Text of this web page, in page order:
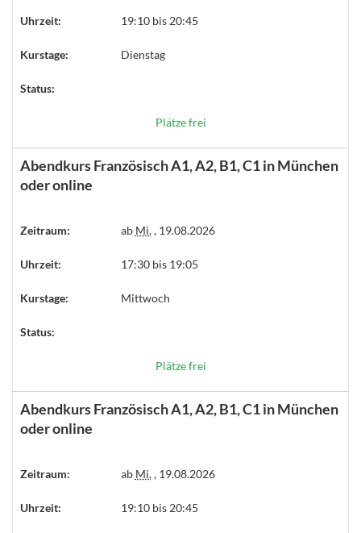
Uhrzeit: 19:10 bis 20:45
Kurstage: Dienstag
Status:
Plätze frei
Abendkurs Französisch A1, A2, B1, C1 in München
oder online
Zeitraum: ab Mi., 19.08.2026
Uhrzeit: 17:30 bis 19:05
Kurstage: Mittwoch
Status:
Plätze frei
Abendkurs Französisch A1, A2, B1, C1 in München
oder online
Zeitraum: ab Mi., 19.08.2026
Uhrzeit: 19:10 bis 20:45